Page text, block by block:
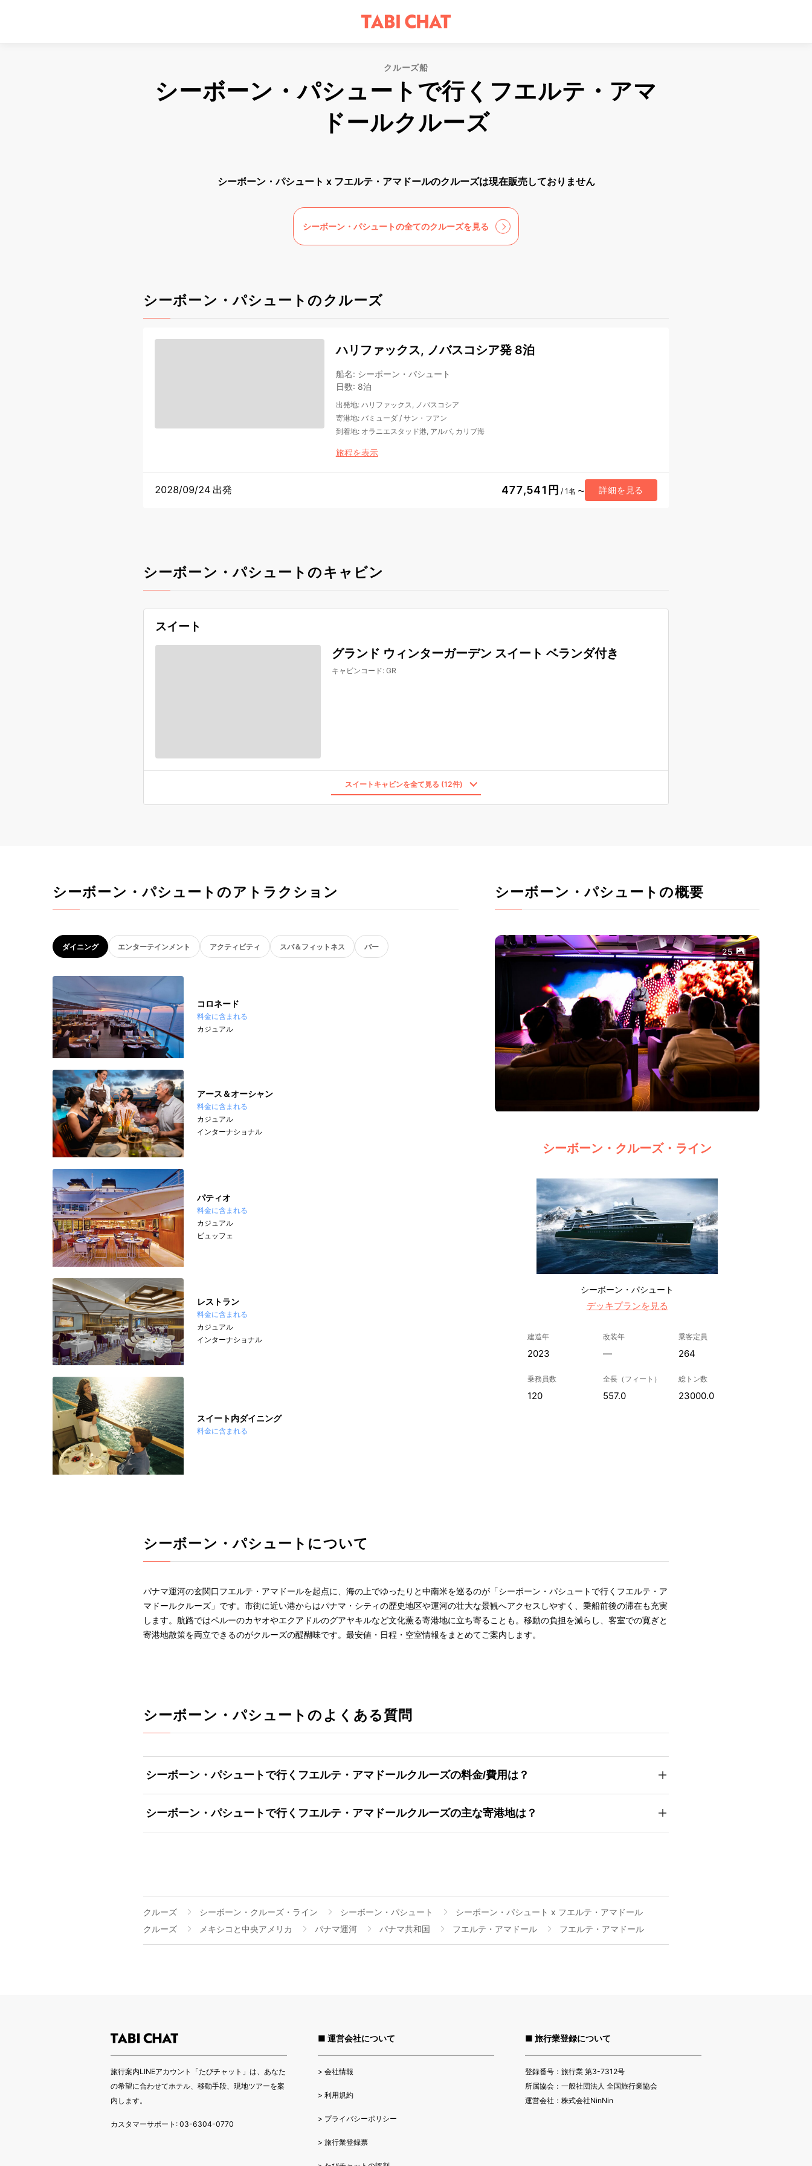
クルーズ船
シーボーン・パシュートで行くフエルテ・アマ
ドールクルーズ
シーボーン・パシュート x フエルテ・アマドールのクルーズは現在販売しておりません
シーボーン・パシュートの全てのクルーズを見る
シーボーン・パシュートのクルーズ
ハリファックス, ノバスコシア発 8泊
船名: シーボーン・パシュート
日数: 8泊
出発地: ハリファックス, ノバスコシア
寄港地: バミューダ/ サン・フアン
到着地: オラニエスタッド港, アルバ, カリブ海
旅程を表示
2028/09/24 出発 477,541円 / 1名 〜 詳細を見る
シーボーン・パシュートのキャビン
スイート
グランド ウィンターガーデン スイート ベランダ付き
キャビンコード:GR
スイートキャビンを全て見る (12件)
シーボーン・パシュートのアトラクション
ダイニング エンターテインメント アクティビティ スパ＆フィットネス バー
コロネード
料金に含まれる
カジュアル
アース＆オーシャン
料金に含まれる
カジュアル
インターナショナル
パティオ
料金に含まれる
カジュアル
ビュッフェ
レストラン
料金に含まれる
カジュアル
インターナショナル
スイート内ダイニング
料金に含まれる
シーボーン・パシュートの概要
25
シーボーン・クルーズ・ライン
シーボーン・パシュート
デッキプランを見る
建造年
2023
改装年
—
乗客定員
264
乗務員数
120
全長（フィート）
557.0
総トン数
23000.0
シーボーン・パシュートについて
パナマ運河の玄関口フエルテ・アマドールを起点に、海の上でゆったりと中南米を巡るのが「シーボーン・パシュートで行くフエルテ・ア
マドールクルーズ」です。市街に近い港からはパナマ・シティの歴史地区や運河の壮大な景観へアクセスしやすく、乗船前後の滞在も充実
します。航路ではペルーのカヤオやエクアドルのグアヤキルなど文化薫る寄港地に立ち寄ることも。移動の負担を減らし、客室での寛ぎと
寄港地散策を両立できるのがクルーズの醍醐味です。最安値・日程・空室情報をまとめてご案内します。
シーボーン・パシュートのよくある質問
シーボーン・パシュートで行くフエルテ・アマドールクルーズの料金/費用は？
シーボーン・パシュートで行くフエルテ・アマドールクルーズの主な寄港地は？
クルーズ シーボーン・クルーズ・ライン シーボーン・パシュート
シーボーン・パシュート x フエルテ・アマドール
クルーズ
メキシコと中央アメリカ パナマ運河 パナマ共和国 フエルテ・アマドール フエルテ・アマドール
旅行案内LINEアカウント「たびチャット」は、あなた
の希望に合わせてホテル、移動手段、現地ツアーを案
内します。
カスタマーサポート: 03-6304-0770
■ 運営会社について
> 会社情報
> 利用規約
> プライバシーポリシー
> 旅行業登録票
■ 旅行業登録について
登録番号：旅行業 第3-7312号
所属協会：一般社団法人 全国旅行業協会
運営会社：株式会社NinNin